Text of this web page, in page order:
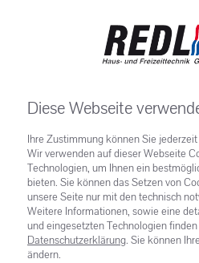
Diese Webseite
Ihre Zustimmung können Sie
Wir verwenden auf dieser Webseite
Technologien, um Ihnen ein
bieten. Sie können das Setzen von
unsere Seite nur mit den technisch
Weitere Informationen, sowie eine
und eingesetzten Technologien
Datenschutzerklärung. Sie können Ihre
ändern.